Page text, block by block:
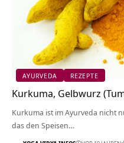
AYURVEDA REZEPTE
Kurkuma, Gelbwurz
Kurkuma ist im Ayurveda nicht
das den Speisen…